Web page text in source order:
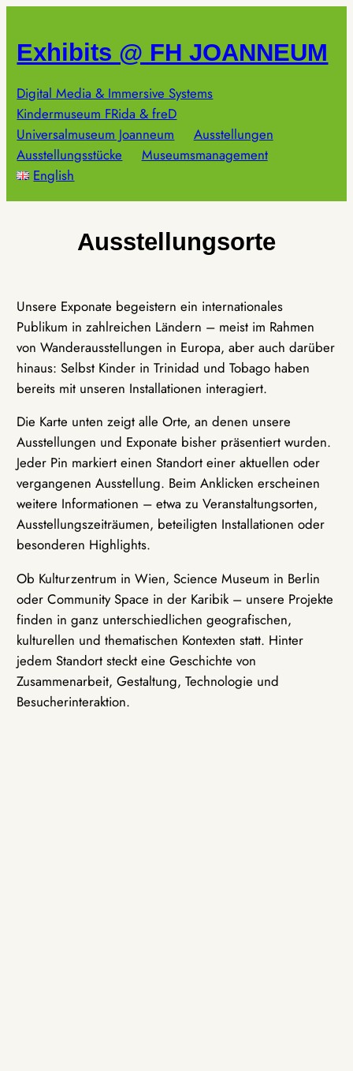
springen
Exhibits @ FH JOANNEUM
Digital Media & Immersive Systems
Kindermuseum FRida & freD
Universalmuseum Joanneum
Ausstellungen
Ausstellungsstücke
Museumsmanagement
English
Ausstellungsorte
Unsere Exponate begeistern ein internationales
Publikum in zahlreichen Ländern – meist im Rahmen
von Wanderausstellungen in Europa, aber auch darüber
hinaus: Selbst Kinder in Trinidad und Tobago haben
bereits mit unseren Installationen interagiert.
Die Karte unten zeigt alle Orte, an denen unsere
Ausstellungen und Exponate bisher präsentiert wurden.
Jeder Pin markiert einen Standort einer aktuellen oder
vergangenen Ausstellung. Beim Anklicken erscheinen
weitere Informationen – etwa zu Veranstaltungsorten,
Ausstellungszeiträumen, beteiligten Installationen oder
besonderen Highlights.
Ob Kulturzentrum in Wien, Science Museum in Berlin
oder Community Space in der Karibik – unsere Projekte
finden in ganz unterschiedlichen geografischen,
kulturellen und thematischen Kontexten statt. Hinter
jedem Standort steckt eine Geschichte von
Zusammenarbeit, Gestaltung, Technologie und
Besucherinteraktion.